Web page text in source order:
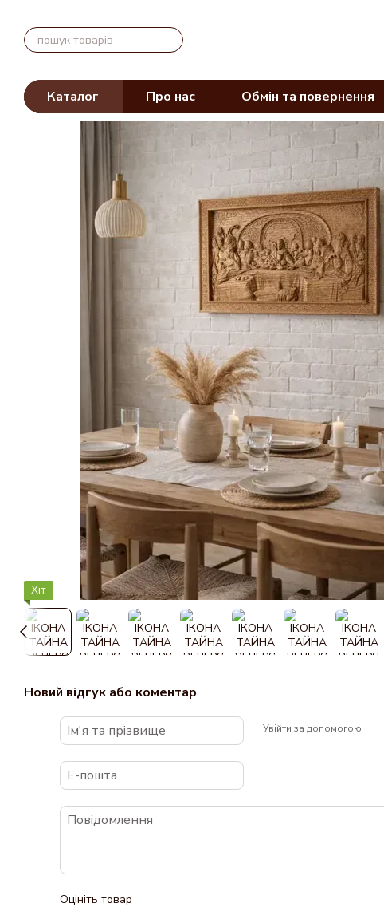
Каталог Про нас Обмін та повернення
Хіт
Новий відгук або коментар
Увійти за допомогою
Оцініть товар